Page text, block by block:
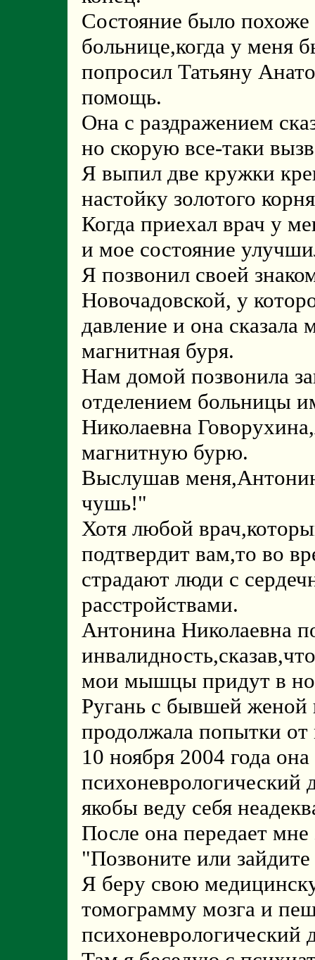
Cостояние было
больнице,когда у меня
попросил Татьяну
помощь.
Она с раздражением
но скорую все-таки
Я выпил две кружки
настойку золотого
Когда приехал врач у
и мое состояние
Я позвонил своей
Новочадовской, у
давление и она сказала
магнитная буря.
Нам домой позвонила
отделением больницы
Николаевна
магнитную бурю.
Выслушав
чушь!"
Хотя любой
подтвердит вам,то во
страдают люди с
расстройствами.
Антонина Николаевна
мои мышцы придут в
Ругань с бывшей женой
продолжала попытки от
10 ноября 2004 года
психоневрологический
якобы веду себя
После она передает
"Позвоните или
Я беру свою
томограмму мозга и
психоневрологический